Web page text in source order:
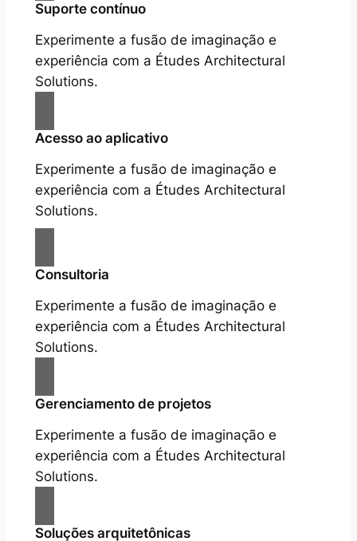
Suporte contínuo
Experimente a fusão de imaginação e
experiência com a Études Architectural
Solutions.
Acesso ao aplicativo
Experimente a fusão de imaginação e
experiência com a Études Architectural
Solutions.
Consultoria
Experimente a fusão de imaginação e
experiência com a Études Architectural
Solutions.
Gerenciamento de projetos
Experimente a fusão de imaginação e
experiência com a Études Architectural
Solutions.
Soluções arquitetônicas